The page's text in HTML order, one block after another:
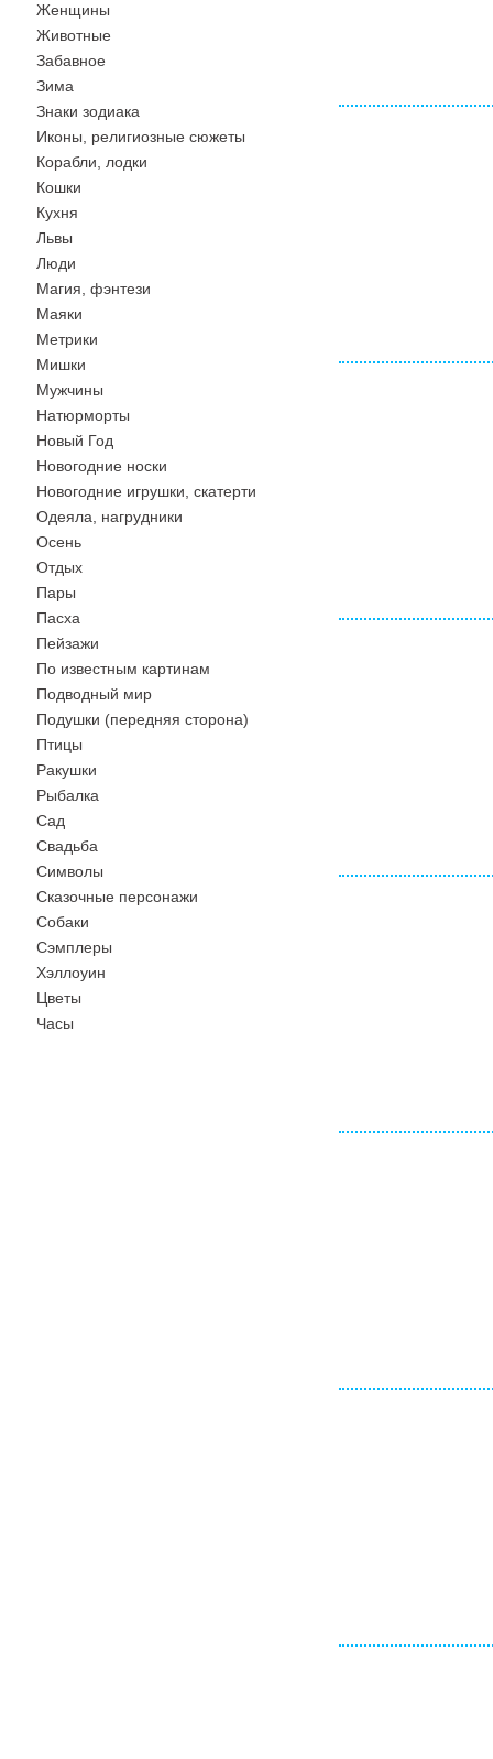
Женщины
Животные
Забавное
Зима
Знаки зодиака
Иконы, религиозные сюжеты
Корабли, лодки
Кошки
Кухня
Львы
Люди
Магия, фэнтези
Маяки
Метрики
Мишки
Мужчины
Натюрморты
Новый Год
Новогодние носки
Новогодние игрушки, скатерти
Одеяла, нагрудники
Осень
Отдых
Пары
Пасха
Пейзажи
По известным картинам
Подводный мир
Подушки (передняя сторона)
Птицы
Ракушки
Рыбалка
Сад
Свадьба
Символы
Сказочные персонажи
Собаки
Сэмплеры
Хэллоуин
Цветы
Часы